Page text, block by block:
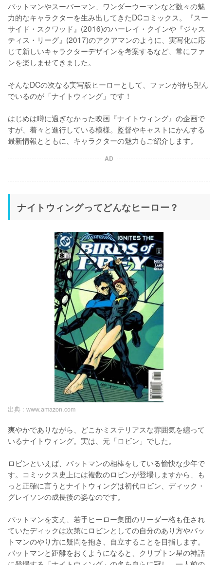
バットマンやスーパーマン、ワンダーウーマンなど数々の魅
力的なキャラクターを生み出してきたDCコミックス。『スー
サイド・スクワッド』(2016)のハーレイ・クインや『ジャス
ティス・リーグ』(2017)のアクアマンのように、実写化に応
じて新しいキャラクターデザインを考案するなど、常にファ
ンを楽しませてきました。
そんなDCの次なる実写版ヒーローとして、ファンが待ち望ん
でいるのが「ナイトウィング」です！
はじめは噂に過ぎなかった映画『ナイトウィング』の企画で
すが、着々と進行している模様。監督やキャストにかんする
最新情報とともに、キャラクターの魅力もご紹介します。
AD
ナイトウィングってどんなヒーロー？
出典 : www.amazon.com
爽やかでありながら、どこかミステリアスな雰囲気を纏って
いるナイトウィング。実は、元「ロビン」でした。
ロビンといえば、バットマンの相棒をしている愉快な少年で
す。コミックス史上には複数のロビンが登場しますから、も
っと正確に言うとナイトウィングは初代ロビン、ディック・
グレイソンの成長後の姿なのです。
バットマンを支え、若手ヒーロー集団のリーダー格も任され
ていたディックは次第にロビンとしての自分のあり方やバッ
トマンのやり方に疑問を抱き、自立することを目指します。
バットマンと距離をおくようになると、クリプトン星の神話